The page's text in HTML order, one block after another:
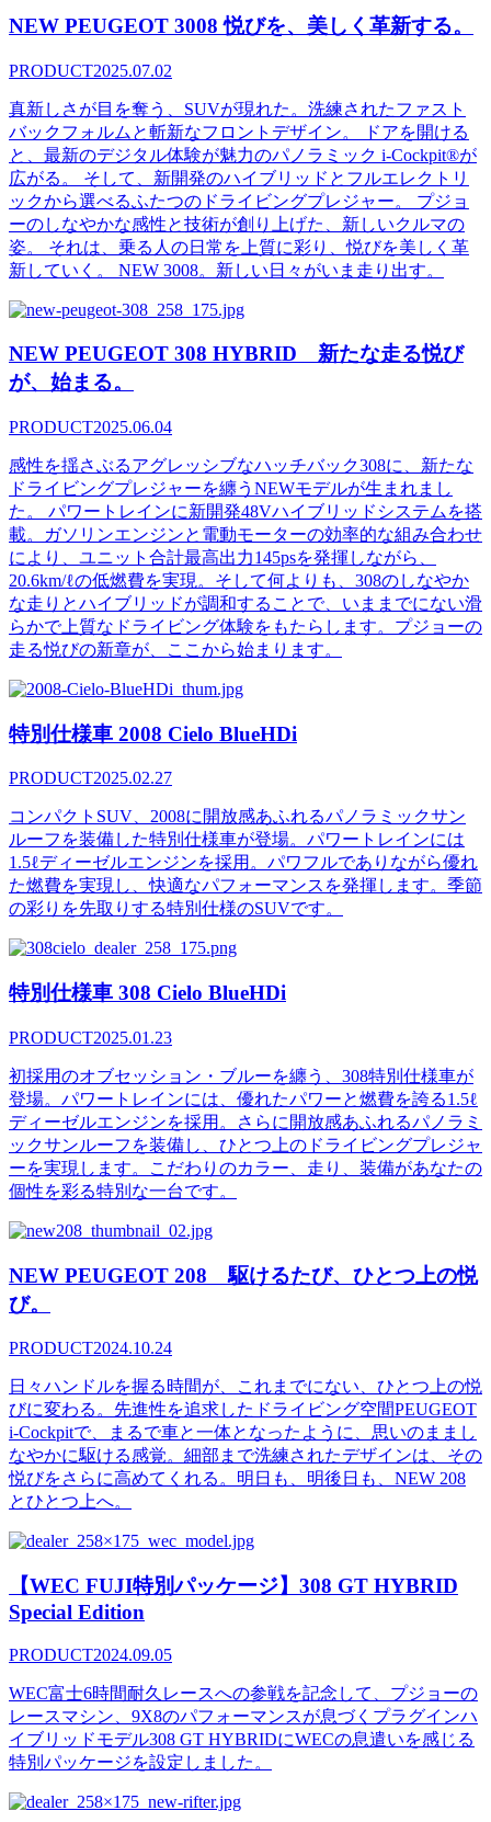
NEW PEUGEOT 3008 悦びを、美しく革新する。
PRODUCT2025.07.02
真新しさが目を奪う、SUVが現れた。洗練されたファスト
バックフォルムと斬新なフロントデザイン。 ドアを開ける
と、最新のデジタル体験が魅力のパノラミック i-Cockpit®が
広がる。 そして、新開発のハイブリッドとフルエレクトリ
ックから選べるふたつのドライビングプレジャー。 プジョ
ーのしなやかな感性と技術が創り上げた、新しいクルマの
姿。 それは、乗る人の日常を上質に彩り、悦びを美しく革
新していく。 NEW 3008。新しい日々がいま走り出す。
NEW PEUGEOT 308 HYBRID 新たな走る悦び
が、始まる。
PRODUCT2025.06.04
感性を揺さぶるアグレッシブなハッチバック308に、新たな
ドライビングプレジャーを纏うNEWモデルが生まれまし
た。 パワートレインに新開発48Vハイブリッドシステムを搭
載。ガソリンエンジンと電動モーターの効率的な組み合わせ
により、ユニット合計最高出力145psを発揮しながら、
20.6km/ℓの低燃費を実現。そして何よりも、308のしなやか
な走りとハイブリッドが調和することで、いままでにない滑
らかで上質なドライビング体験をもたらします。プジョーの
走る悦びの新章が、ここから始まります。
特別仕様車 2008 Cielo BlueHDi
PRODUCT2025.02.27
コンパクトSUV、2008に開放感あふれるパノラミックサン
ルーフを装備した特別仕様車が登場。パワートレインには
1.5ℓディーゼルエンジンを採用。パワフルでありながら優れ
た燃費を実現し、快適なパフォーマンスを発揮します。季節
の彩りを先取りする特別仕様のSUVです。
特別仕様車 308 Cielo BlueHDi
PRODUCT2025.01.23
初採用のオブセッション・ブルーを纏う、308特別仕様車が
登場。パワートレインには、優れたパワーと燃費を誇る1.5ℓ
ディーゼルエンジンを採用。さらに開放感あふれるパノラミ
ックサンルーフを装備し、ひとつ上のドライビングプレジャ
ーを実現します。こだわりのカラー、走り、装備があなたの
個性を彩る特別な一台です。
NEW PEUGEOT 208 駆けるたび、ひとつ上の悦
び。
PRODUCT2024.10.24
日々ハンドルを握る時間が、これまでにない、ひとつ上の悦
びに変わる。先進性を追求したドライビング空間PEUGEOT
i-Cockpitで、まるで車と一体となったように、思いのままし
なやかに駆ける感覚。細部まで洗練されたデザインは、その
悦びをさらに高めてくれる。明日も、明後日も、NEW 208
とひとつ上へ。
【WEC FUJI特別パッケージ】308 GT HYBRID
Special Edition
PRODUCT2024.09.05
WEC富士6時間耐久レースへの参戦を記念して、プジョーの
レースマシン、9X8のパフォーマンスが息づくプラグインハ
イブリッドモデル308 GT HYBRIDにWECの息遣いを感じる
特別パッケージを設定しました。